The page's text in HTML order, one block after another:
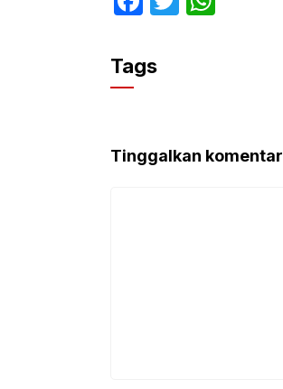
c
e
o
o
p
Tags
Tinggalkan komentar